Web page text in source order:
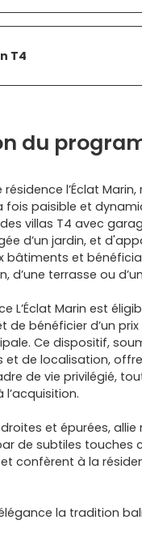
T4
du
l’Éclat
fois paisible et
villas T4 avec
d’un jardin, et
bâtiments et
d’une terrasse ou
L’Éclat Marin est
de bénéficier d’un
Ce dispositif,
de localisation,
de vie privilégié,
et épurées,
de subtiles touches
confèrent à la
la tradition